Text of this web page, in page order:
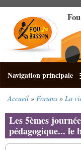
contenu
principal
Navigation principale
d'Ariane
Accueil Forums La
Les 5èmes
pédagogique... le